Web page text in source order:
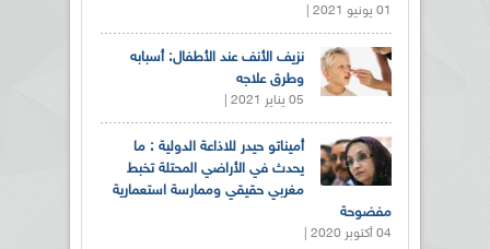
01 يونيو 2021 |
نزيف الأنف عند الأطفال: أسبابه
وطرق علاجه
05 يناير 2021 |
أميناتو حيدر للاذاعة الدولية : ما
يحدث في الأراضي المحتلة تخبط
مغربي حقيقي وممارسة استعمارية
مفضوحة
04 أكتوبر 2020 |